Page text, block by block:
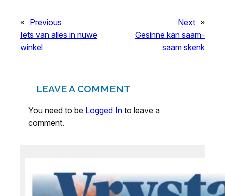
« Previous
Iets van alles in nuwe
winkel
Next »
Gesinne kan saam-
saam skenk
LEAVE A COMMENT
You need to be Logged In to leave a
comment.